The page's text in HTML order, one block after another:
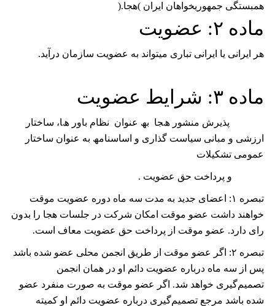
ﻫﻤﺒﺴﺘﮕﯽ ﺟﻤﻬﻮﺭﻳﺨﻮﺍﻫﺎﻥ ﺍﻳﺮﺍﻥ )ﻫﺠﺎ.(
ﻣﺎﺩﻩ ۲: ﻋﻀﻮﻳﺖ
ﻫﺮ ﺍﻳﺮﺍﻧﯽ ﻳﺎ ﺍﻳﺮﺍﻧﯽ‌ ﺗﺒﺎﺭی ﻣﻴ‌‌‌ﺘﻮﺍﻧﺪ ﺑﻪ ﻋﻀﻮﻳﺖ ﺳﺎﺯﻣﺎﻥ ﺩﺭﺁﻳﺪ.
ﻣﺎده ۳: ﺷﺮ اﯾﻂ ﻋﻀﻮﯾﺖ
ﭘﺬﯾﺮش ﻣﻨﺸﻮر ھﺠﺎ ﺑﮫ ﻋﻨﻮان ﻧﻈﺎم ﺑﺎور ھﺎ، ﺳﺎﺧﺘﺎر
ارزﺷﯽ و ﻣﺒﺎﻧﯽ ﺳﯿﺎﺳﺖ ﮔﺬاری و اﺳﺎﺳﻨﺎﻣﮫ به عنوان ﺳﺎﺧﺘﺎر
عمومی ﺗﺸﮑﯿﻼت
و ﭘﺮداﺧﺖ ﺣﻖ ﻋﻀﻮﯾﺖ .
تبصره ۱:
اعضای جدید به مدت سه ماه دوره عضویت موقت
خواهند داشت عضو موقت امکان شرکت در جلسات هجا را بدون
رای دارد. عضو موقت از پرداخت حق عضویت معاف است.
تبصره ۲:
اگر عضو موقت از طریق انجمن محلی عضو شده باشد
پس از سه ماه درباره عضویت دائم او در همان انجمن
تصمیم‌گیری خواهد شد. اگر عضو موقت به صورت منفرد عضو
شده باشد مرجع تصمیم‌گیری درباره عضویت دائم او کمیته